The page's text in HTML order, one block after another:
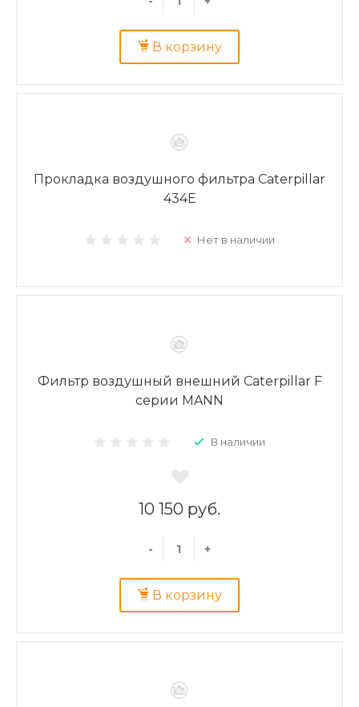
В корзину
Прокладка воздушного фильтра Caterpillar
434E
Нет в наличии
Фильтр воздушный внешний Caterpillar F
серии MANN
В наличии
10 150 руб.
- +
В корзину